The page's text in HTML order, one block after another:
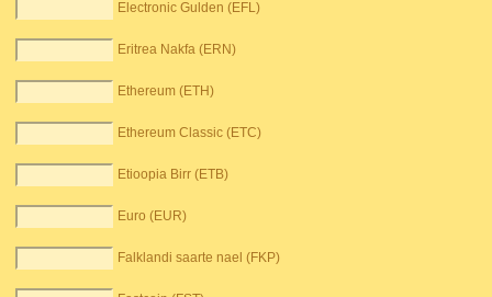
Electronic Gulden (EFL)
Eritrea Nakfa (ERN)
Ethereum (ETH)
Ethereum Classic (ETC)
Etioopia Birr (ETB)
Euro (EUR)
Falklandi saarte nael (FKP)